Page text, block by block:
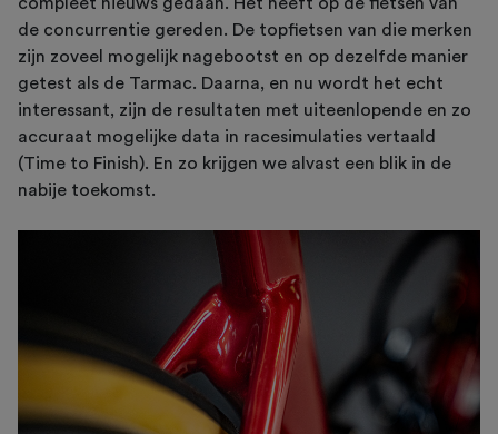
compleet nieuws gedaan. Het heeft op de fietsen van
de concurrentie gereden. De topfietsen van die merken
zijn zoveel mogelijk nagebootst en op dezelfde manier
getest als de Tarmac. Daarna, en nu wordt het echt
interessant, zijn de resultaten met uiteenlopende en zo
accuraat mogelijke data in racesimulaties vertaald
(Time to Finish). En zo krijgen we alvast een blik in de
nabije toekomst.